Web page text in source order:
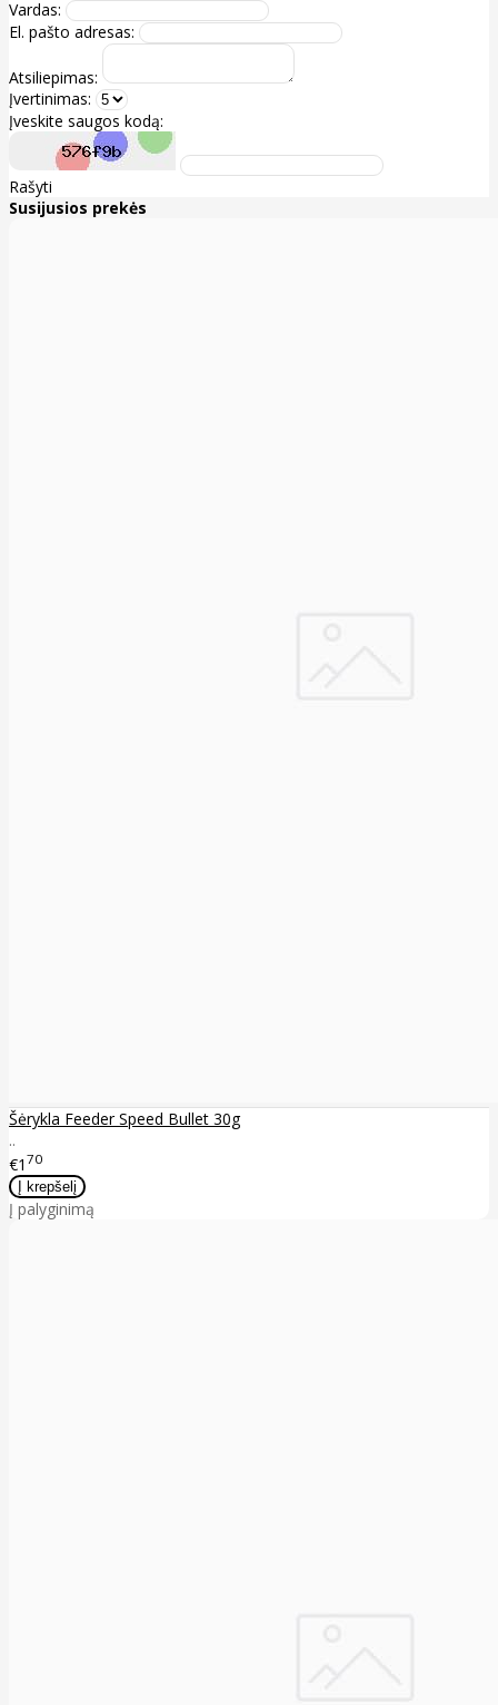
Vardas:
El. pašto adresas:
Atsiliepimas:
Įvertinimas:
Įveskite saugos kodą:
Rašyti
Susijusios prekės
Šėrykla Feeder Speed Bullet 30g
..
€1 70
Į palyginimą